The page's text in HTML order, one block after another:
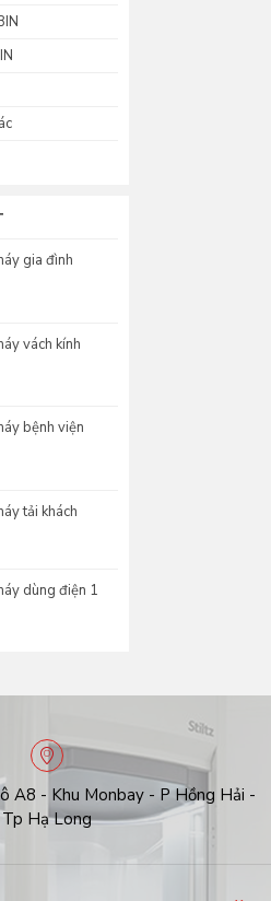
gia đình
vách kính
bệnh viện
tải khách
dùng điện 1
A8 - Khu Monbay - P Hồng Hải -
Tp Hạ Long